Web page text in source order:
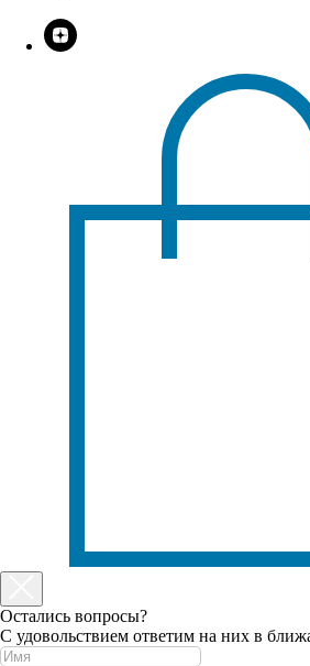
Остались вопросы?
С удовольствием ответим на них в